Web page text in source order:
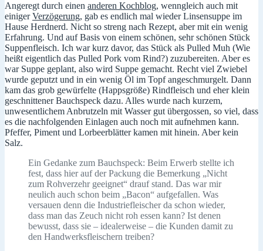
Angeregt durch einen anderen Kochblog, wenngleich auch mit
einigerVerzögerung, gab es endlich mal wieder Linsensuppe im
Hause Herdnerd. Nicht so streng nach Rezept, aber mit ein wenig
Erfahrung. Und auf Basis von einem schönen, sehr schönen Stück
Suppenfleisch. Ich war kurz davor, das Stück als Pulled Muh (Wie
heißt eigentlich das Pulled Pork vom Rind?) zuzubereiten. Aber es
war Suppe geplant, also wird Suppe gemacht. Recht viel Zwiebel
wurde geputzt und in ein wenig Öl im Topf angeschmurgelt. Dann
kam das grob gewürfelte (Happsgröße) Rindfleisch und eher klein
geschnittener Bauchspeck dazu. Alles wurde nach kurzem,
unwesentlichem Anbrutzeln mit Wasser gut übergossen, so viel, dass
es die nachfolgenden Einlagen auch noch mit aufnehmen kann.
Pfeffer, Piment und Lorbeerblätter kamen mit hinein. Aber kein
Salz.
Ein Gedanke zum Bauchspeck: Beim Erwerb stellte ich
fest, dass hier auf der Packung die Bemerkung „Nicht
zum Rohverzehr geeignet“ drauf stand. Das war mir
neulich auch schon beim „Bacon“ aufgefallen. Was
versauen denn die Industriefleischer da schon wieder,
dass man das Zeuch nicht roh essen kann? Ist denen
bewusst, dass sie – idealerweise – die Kunden damit zu
den Handwerksfleischern treiben?